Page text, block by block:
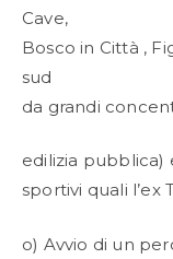
Cave,
Bosco in Città ,
sud
da grandi
edilizia pubblica)
sportivi quali l’ex
o) Avvio di un